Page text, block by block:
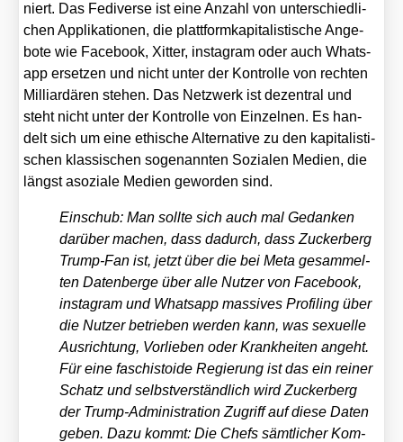
niert. Das Fedi­ver­se ist eine Anzahl von unter­schied­li­
chen Appli­ka­tio­nen, die platt­form­ka­pi­ta­lis­ti­sche Ange­
bo­te wie Face­book, Xit­ter, insta­gram oder auch Whats­
app erset­zen und nicht unter der Kon­trol­le von rech­ten
Mil­li­ar­dä­ren ste­hen. Das Netz­werk ist dezen­tral und
steht nicht unter der Kon­trol­le von Ein­zel­nen. Es han­
delt sich um eine ethi­sche Alter­na­ti­ve zu den kapi­ta­lis­ti­
schen klas­si­schen soge­nann­ten Sozia­len Medi­en, die
längst aso­zia­le Medi­en gewor­den sind.
Ein­schub: Man soll­te sich auch mal Gedan­ken
dar­über machen, dass dadurch, dass Zucker­berg
Trump-Fan ist, jetzt über die bei Meta gesam­mel­
ten Daten­ber­ge über alle Nut­zer von Face­book,
insta­gram und Whats­app mas­si­ves Pro­fil­ing über
die Nut­zer betrie­ben wer­den kann, was sexu­el­le
Aus­rich­tung, Vor­lie­ben oder Krank­hei­ten angeht.
Für eine faschis­to­ide Regie­rung ist das ein rei­ner
Schatz und selbst­ver­ständ­lich wird Zucker­berg
der Trump-Admi­nis­tra­ti­on Zugriff auf die­se Daten
geben. Dazu kommt: Die Chefs sämt­li­cher Kom­